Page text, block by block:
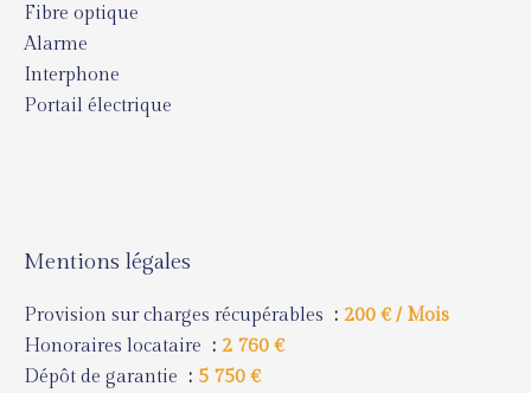
Fibre optique
Alarme
Interphone
Portail électrique
Mentions légales
Provision sur charges récupérables
200 € / Mois
Honoraires locataire
2 760 €
Dépôt de garantie
5 750 €